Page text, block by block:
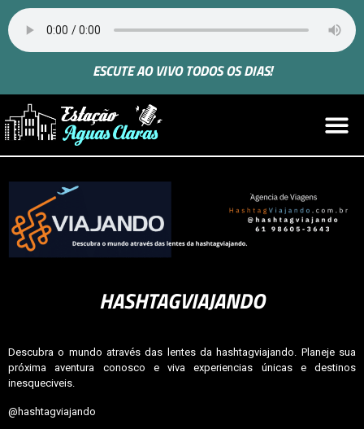
ESCUTE AO VIVO TODOS OS DIAS!
HASHTAGVIAJANDO
Descubra o mundo através das lentes da hashtagviajando. Planeje sua
próxima aventura conosco e viva experiencias únicas e destinos
inesqueciveis.
@hashtagviajando